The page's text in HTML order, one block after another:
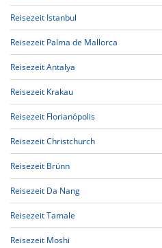
Reisezeit Istanbul
Reisezeit Palma de Mallorca
Reisezeit Antalya
Reisezeit Krakau
Reisezeit Florianópolis
Reisezeit Christchurch
Reisezeit Brünn
Reisezeit Da Nang
Reisezeit Tamale
Reisezeit Moshi